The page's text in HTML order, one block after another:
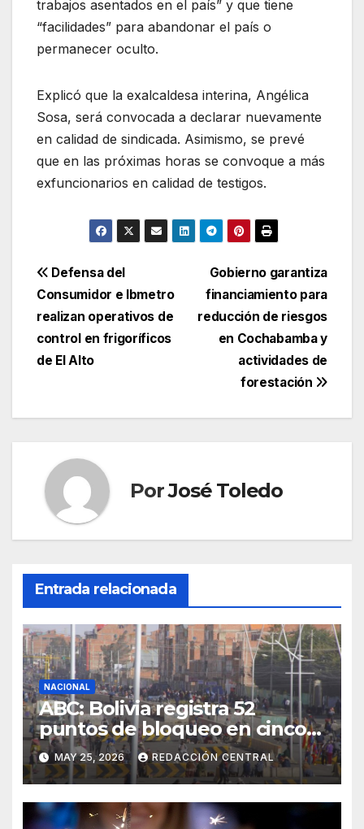
trabajos asentados en el país” y que tiene
“facilidades” para abandonar el país o
permanecer oculto.
Explicó que la exalcaldesa interina, Angélica
Sosa, será convocada a declarar nuevamente
en calidad de sindicada. Asimismo, se prevé
que en las próximas horas se convoque a más
exfuncionarios en calidad de testigos.
Navegación
de
entradas
Gobierno garantiza
financiamiento para
reducción de riesgos
en Cochabamba y
actividades de
forestación
Defensa del
Consumidor e Ibmetro
realizan operativos de
control en frigoríficos
de El Alto
PorJosé Toledo
Entrada relacionada
NACIONAL
ABC: Bolivia registra 52
puntos de bloqueo en cinco
departamentos
MAY 25, 2026 REDACCIÓN CENTRAL